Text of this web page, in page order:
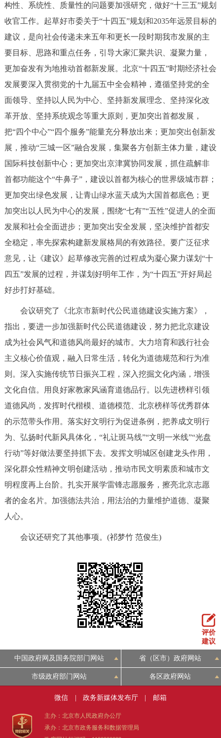
12345网上接诉即办 我要咨询 我要建议
参与调查 在线访谈 图说互动
北京概况 十六区概览 人文北京
绿色北京 图说北京 视频北京
ENGLISH 한국어 日本語
DEUTSCH FRANÇAIS РУССКИЙ ЯЗЫК
ESPAÑOL العربية PORTUGUÊS
ITALIANO
回到顶部
构性、系统性、质量性的问题要加强研究，做好“十三五”规划
收官工作。起草好市委关于“十四五”规划和2035年远景目标的
建议，是向社会传递未来五年和更长一段时期我市发展的主
要目标、思路和重点任务，引导大家汇聚共识、凝聚力量，
更加奋发有为地推动首都新发展。北京“十四五”时期经济社会
发展要深入贯彻党的十九届五中全会精神，遵循坚持党的全
面领导、坚持以人民为中心、坚持新发展理念、坚持深化改
革开放、坚持系统观念等重大原则，更加突出首都发展，
把“四个中心”“四个服务”能量充分释放出来；更加突出创新发
展，推动“三城一区”融合发展，集聚各方创新主体力量，建设
国际科技创新中心；更加突出京津冀协同发展，抓住疏解非
首都功能这个“牛鼻子”，建设以首都为核心的世界级城市群；
更加突出绿色发展，让青山绿水蓝天成为大国首都底色；更
加突出以人民为中心的发展，围绕“七有”“五性”促进人的全面
发展和社会全面进步；更加突出安全发展，坚决维护首都安
全稳定，率先探索构建新发展格局的有效路径。要广泛征求
意见，让《建议》起草修改完善的过程成为凝心聚力谋划“十
四五”发展的过程，并谋划好明年工作，为“十四五”开好局起
好步打好基础。
会议研究了《北京市新时代公民道德建设实施方案》，
指出，要进一步加强新时代公民道德建设，努力把北京建设
成为社会风气和道德风尚最好的城市。大力培育和践行社会
主义核心价值观，融入日常生活，转化为道德规范和行为准
则。深入实施传统节日振兴工程，深入挖掘文化内涵，增强
文化自信。用良好家教家风涵育道德品行。以先进榜样引领
道德风尚，发挥时代楷模、道德模范、北京榜样等优秀群体
的示范带头作用。落实好文明行为促进条例，把养成文明行
为、弘扬时代新风具体化，“礼让斑马线”“文明一米线”“光盘
行动”等好做法要坚持抓下去。发挥文明城区创建龙头作用，
深化群众性精神文明创建活动，推动市民文明素质和城市文
明程度再上台阶。扎实开展学雷锋志愿服务，擦亮北京志愿
者的金名片。加强德法共治，用法治的力量维护道德、凝聚
人心。
会议还研究了其他事项。(祁梦竹 范俊生)
评价
建议
中国政府网及国务院部门网站 省（区市）政府网站
市级政府部门网站 各区政府网站
微信 政务新媒体发布厅 邮箱
主办：北京市人民政府办公厅
承办：北京市政务服务和数据管理局